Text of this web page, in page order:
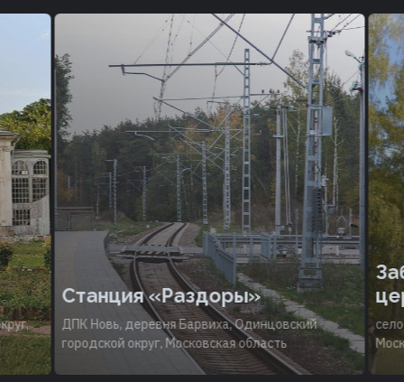
Станция «Раздоры»
ДПК Новь, деревня Барвиха, Одинцовский
городской округ, Московская область
село